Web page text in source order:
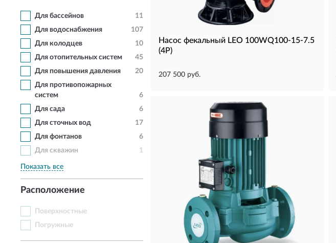
Для бассейнов
11
Для водоснабжения
107
Для колодцев
10
Для отопительных систем
45
Для повышения давления
20
Для противопожарных
систем
6
Для сада
6
Для сточных вод
17
Для фонтанов
6
Для скважин
1
Показать все
Расположение
Поверхностные
Погружные
Насос фекальный LEO 100WQ100-15-7.5
(4P)
207 500 руб.